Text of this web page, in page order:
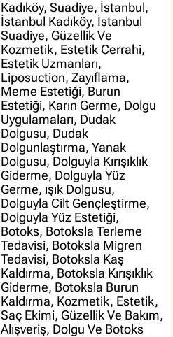
Kadıköy, Suadiye, İstanbul,
İstanbul Kadıköy, İstanbul
Suadiye, Güzellik Ve
Kozmetik, Estetik Cerrahi,
Estetik Uzmanları,
Liposuction, Zayıflama,
Meme Estetiği, Burun
Estetiği, Karın Germe, Dolgu
Uygulamaları, Dudak
Dolgusu, Dudak
Dolgunlaştırma, Yanak
Dolgusu, Dolguyla Kırışıklık
Giderme, Dolguyla Yüz
Germe, ışık Dolgusu,
Dolguyla Cilt Gençleştirme,
Dolguyla Yüz Estetiği,
Botoks, Botoksla Terleme
Tedavisi, Botoksla Migren
Tedavisi, Botoksla Kaş
Kaldırma, Botoksla Kırışıklık
Giderme, Botoksla Burun
Kaldırma, Kozmetik, Estetik,
Saç Ekimi, Güzellik Ve Bakım,
Alışveriş, Dolgu Ve Botoks